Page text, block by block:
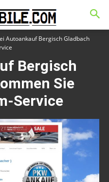
Autoankauf Bergisch Gladbach
Bergisch
Sie
Service